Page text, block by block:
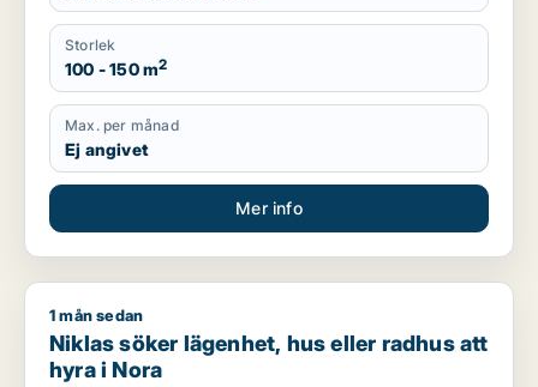
Storlek
100 - 150 m2
Max. per månad
Ej angivet
Mer info
Niklas söker lägenhet, hus eller radhus att hyra i Nora
1 mån sedan
Niklas söker lägenhet, hus eller radhus att
hyra i Nora